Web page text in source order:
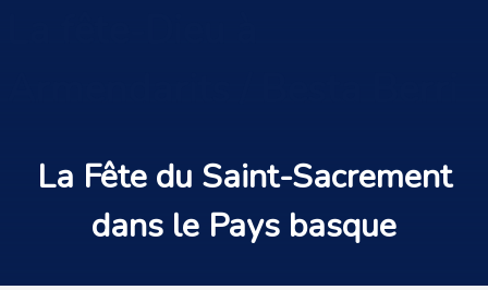
La Fête du Saint-Sacrement
dans le Pays basque